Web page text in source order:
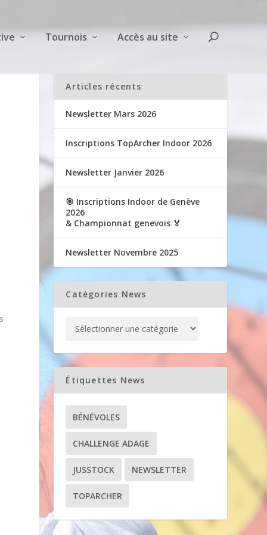
Tournois Accès au site
Articles récents
Newsletter Mars 2026
Inscriptions TopArcher Indoor 2026
Newsletter Janvier 2026
🎯 Inscriptions Indoor de Genève
2026
& Championnat genevois 🏅
Newsletter Novembre 2025
Catégories News
Étiquettes News
BÉNÉVOLES
CHALLENGE ADAGE
JUSSTOCK NEWSLETTER
TOPARCHER